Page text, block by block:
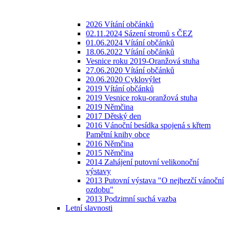
2026 Vítání občánků
02.11.2024 Sázení stromů s ČEZ
01.06.2024 Vítání občánků
18.06.2022 Vítání občánků
Vesnice roku 2019-Oranžová stuha
27.06.2020 Vítání občánků
20.06.2020 Cyklovýlet
2019 Vítání občánků
2019 Vesnice roku-oranžová stuha
2019 Němčina
2017 Dětský den
2016 Vánoční besídka spojená s křtem
Pamětní knihy obce
2016 Němčina
2015 Němčina
2014 Zahájení putovní velikonoční
výstavy
2013 Putovní výstava "O nejhezčí vánoční
ozdobu"
2013 Podzimní suchá vazba
Letní slavnosti